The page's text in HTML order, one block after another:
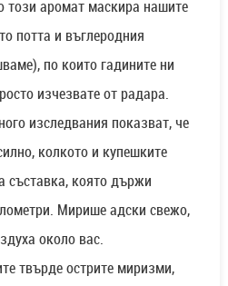
този аромат маскира нашите
потта и въглеродния
по които гадините ни
изчезвате от радара.
изследвания показват, че
колкото и купешките
която държи
Мирише адски свежо,
около вас.
твърде острите миризми,